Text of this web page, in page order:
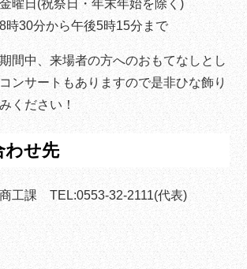
曜日(祝祭日・年末年始を除く)
から午後5時15分まで
間中、来場者の方へのおもてなしとし
ンサートもありますので是非ひな飾り
ください！
わせ先
工課 TEL:0553-32-2111(代表)